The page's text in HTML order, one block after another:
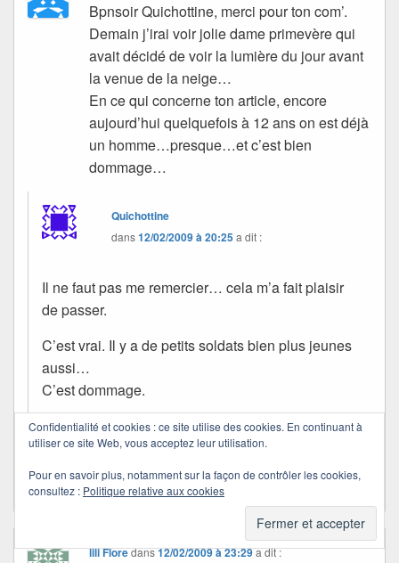
Bpnsoir Quichottine, merci pour ton com’.
Demain j’irai voir jolie dame primevère qui
avait décidé de voir la lumière du jour avant
la venue de la neige…
En ce qui concerne ton article, encore
aujourd’hui quelquefois à 12 ans on est déjà
un homme…presque…et c’est bien
dommage…
Quichottine
dans12/02/2009 à 20:25a dit :
Il ne faut pas me remercier… cela m’a fait plaisir
de passer.
C’est vrai. Il y a de petits soldats bien plus jeunes
aussi…
C’est dommage.
J’espère que ta primevère n’aura pas souffert.
lili Floredans12/02/2009 à 23:29a dit :
Confidentialité et cookies : ce site utilise des cookies. En continuant à
utiliser ce site Web, vous acceptez leur utilisation.
Pour en savoir plus, notamment sur la façon de contrôler les cookies,
consultez : Politique relative aux cookies